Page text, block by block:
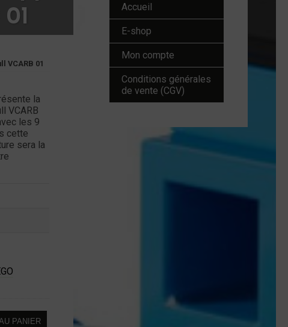
VCARB 01
la
VCARB
les 9
cette
sera la
PANIER
Accueil
E-shop
Mon compte
Conditions générales
de vente (CGV)